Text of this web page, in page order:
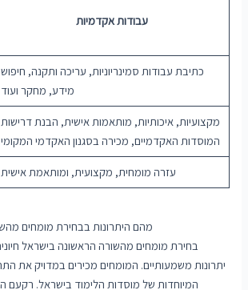
עבודות אקדמיות
כתיבת עבודות סמינריוניות, עריכה ותקנה, חיפוש
מידע, מחקר ועוד
מקצועיות, איכותיות, מותאמות אישית, הבנת דרישות
המוסדות האקדמיים, מכירה בסגנון האקדמי המקומי
עזרה מומחית, מקצועית, ומותאמת אישית
מהם היתרונות בבחירת מומחים
בחירת מומחים מהשורה הראשונה בישראל
יתרונות משמעותיים. המומחים מכירים במדויק את
המיוחדות של מוסדות הלימוד בישראל. רקעם